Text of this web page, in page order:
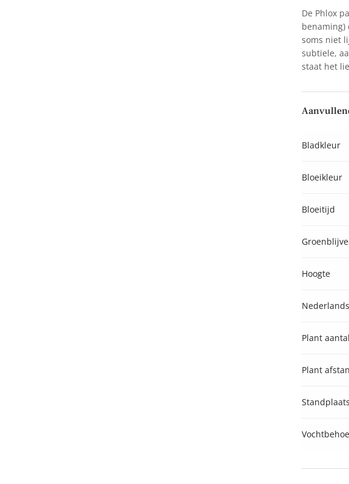
De Phlox
benaming)
soms niet
subtiele,
staat het
Bladkleur
Bloeikleur
Bloeitijd
Hoogte
Plant
Plant
Standplaats